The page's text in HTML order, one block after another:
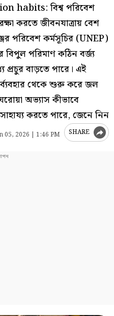
habits: বিশ্ব পরিবেশ
করতে জীবনযাত্রায় বেশ
পরিবেশ কর্মসূচির (UNEP)
বিপুল পরিমাণ কঠিন বর্জ্য
প্রচুর বাড়তে পারে। এই
থেকে শুরু করে জল
অভ্যাস কীভাবে
করতে পারে, জেনে নিন
05, 2026 | 1:46 PM SHARE